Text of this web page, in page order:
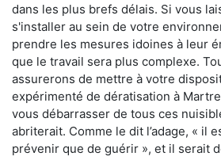
dans les plus brefs délais. Si vous
s'installer au sein de votre
prendre les mesures idoines à leur
que le travail sera plus complexe.
assurerons de mettre à votre
expérimenté de dératisation à
vous débarrasser de tous ces
abriterait. Comme le dit l’adage, « il
prévenir que de guérir », et il serait